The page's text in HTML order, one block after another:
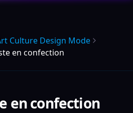
Culture Design Mode
en confection
en confection